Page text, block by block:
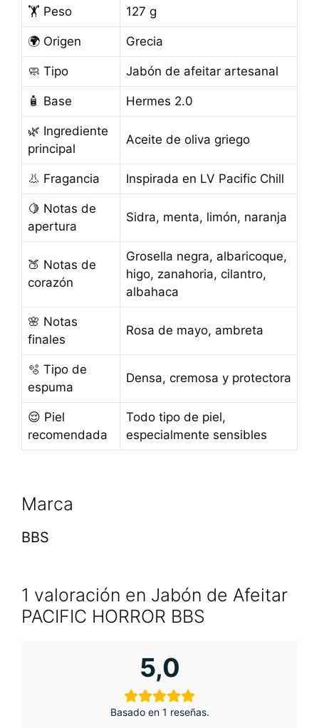
🏋️ Peso 127 g
🌍 Origen Grecia
🧼 Tipo Jabón de afeitar artesanal
🧴 Base Hermes 2.0
🌿 Ingrediente
principal
Aceite de oliva griego
👃 Fragancia Inspirada en LV Pacific Chill
🍋 Notas de
apertura
Sidra, menta, limón, naranja
🍑 Notas de
corazón
Grosella negra, albaricoque,
higo, zanahoria, cilantro,
albahaca
🌸 Notas
finales
Rosa de mayo, ambreta
🫧 Tipo de
espuma
Densa, cremosa y protectora
😌 Piel
recomendada
Todo tipo de piel,
especialmente sensibles
Marca
BBS
1 valoración en Jabón de Afeitar
PACIFIC HORROR BBS
5,0
Basado en 1 reseñas.